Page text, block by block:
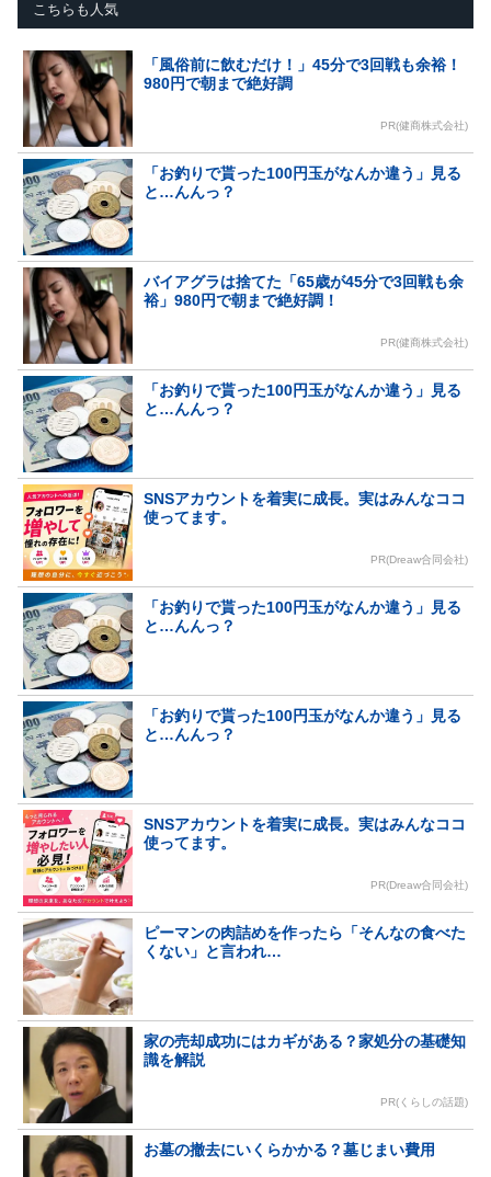
こちらも人気
「風俗前に飲むだけ！」45分で3回戦も余裕！
980円で朝まで絶好調
PR(健商株式会社)
「お釣りで貰った100円玉がなんか違う」見る
と…んんっ？
バイアグラは捨てた「65歳が45分で3回戦も余
裕」980円で朝まで絶好調！
PR(健商株式会社)
「お釣りで貰った100円玉がなんか違う」見る
と…んんっ？
SNSアカウントを着実に成長。実はみんなココ
使ってます。
PR(Dreaw合同会社)
「お釣りで貰った100円玉がなんか違う」見る
と…んんっ？
「お釣りで貰った100円玉がなんか違う」見る
と…んんっ？
SNSアカウントを着実に成長。実はみんなココ
使ってます。
PR(Dreaw合同会社)
ピーマンの肉詰めを作ったら「そんなの食べた
くない」と言われ…
家の売却成功にはカギがある？家処分の基礎知
識を解説
PR(くらしの話題)
お墓の撤去にいくらかかる？墓じまい費用